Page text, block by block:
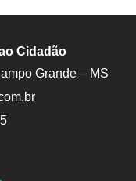
Cidadão
Grande – MS